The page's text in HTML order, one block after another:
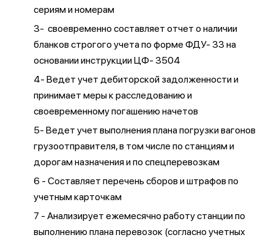
сериям и номерам
3- своевременно составляет отчет о наличии
бланков строгого учета по форме ФДУ- 33 на
основании инструкции ЦФ- 3504
4- Ведет учет дебиторской задолженности и
принимает меры к расследованию и
своевременному погашению начетов
5- Ведет учет выполнения плана погрузки вагонов
грузоотправителя, в том числе по станциям и
дорогам назначения и по спецперевозкам
6 - Составляет перечень сборов и штрафов по
учетным карточкам
7 - Анализирует ежемесячно работу станции по
выполнению плана перевозок (согласно учетных